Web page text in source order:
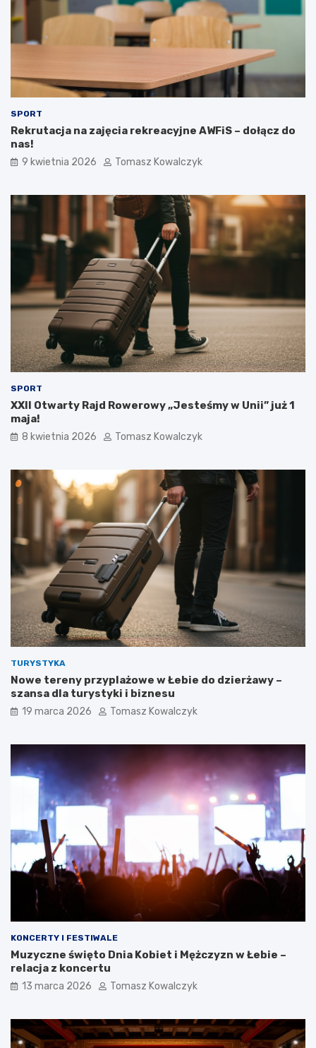
SPORT
Rekrutacja na zajęcia rekreacyjne AWFiS – dołącz do
nas!
9 kwietnia 2026 Tomasz Kowalczyk
SPORT
XXII Otwarty Rajd Rowerowy „Jesteśmy w Unii” już 1
maja!
8 kwietnia 2026 Tomasz Kowalczyk
TURYSTYKA
Nowe tereny przyplażowe w Łebie do dzierżawy –
szansa dla turystyki i biznesu
19 marca 2026 Tomasz Kowalczyk
KONCERTY I FESTIWALE
Muzyczne święto Dnia Kobiet i Mężczyzn w Łebie –
relacja z koncertu
13 marca 2026 Tomasz Kowalczyk